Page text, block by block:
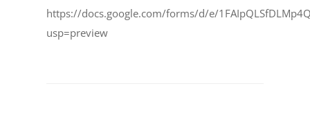
https://docs.google.com/forms/d/e/
usp=preview